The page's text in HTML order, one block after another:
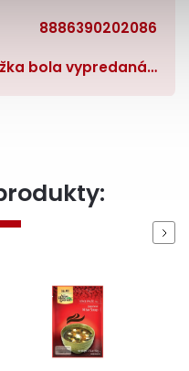
8886390202086
bola vypredaná…
Next